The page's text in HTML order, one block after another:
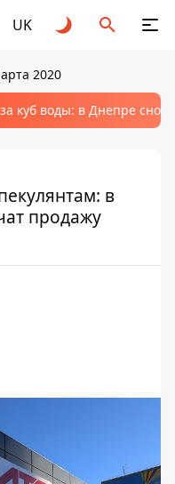
UK
2020
куб воды: в Днепре
в
продажу